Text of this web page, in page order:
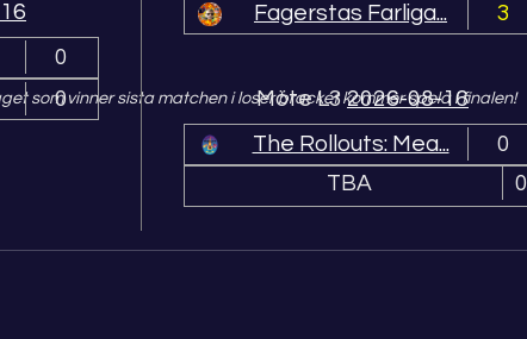
som vinner sista matchen i loser bracket kommer spela i finalen!
0
0
Fagerstas Farliga...
3
Möte L32026-08-16
The Rollouts: Mea...
0
TBA
0